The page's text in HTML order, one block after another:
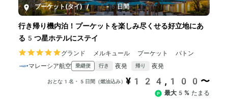
プーケット(タイ) / 5-6日間
行き帰り機内泊！プーケットを楽しみ尽くせる好立地にあ
る5つ星ホテルにステイ
グランド メルキュール プーケット パトン
マレーシア航空
乗継便 行き 夜発 帰り 夜発
おとな1名・5日間（燃油込み） ¥124,100〜
最大5% たまる